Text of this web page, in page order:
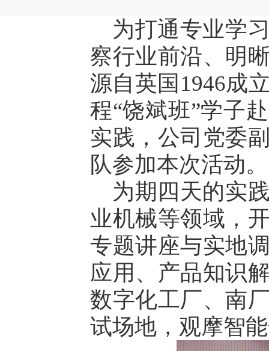
为打通专业学
察行业前沿、明
源自英国1946成
程“饶斌班”学子
实践，公司党委
队参加本次活动。
为期四天的实
业机械等领域，
专题讲座与实地
应用、产品知识
数字化工厂、南
试场地，观摩智